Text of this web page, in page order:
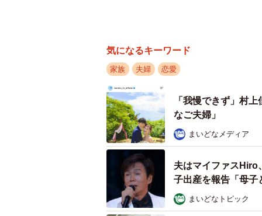
気になるキーワード
家族 夫婦 恋愛
「我慢できず」村
なご夫婦」
まいどなメディア
夫はマイファスHiro
子出産を報告「母
まいどなトピック